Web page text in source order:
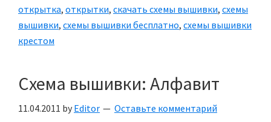
открытка, открытки, скачать схемы вышивки, схемы
вышивки, схемы вышивки бесплатно, схемы вышивки
крестом
Схема вышивки: Алфавит
11.04.2011 by Editor Оставьте комментарий